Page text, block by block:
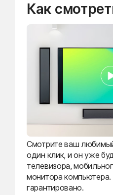
Как
Смотрите ваш
один клик, и он уже
телевизора,
монитора
гарантировано.